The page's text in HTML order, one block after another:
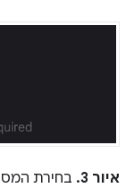
איור 3. בחירת